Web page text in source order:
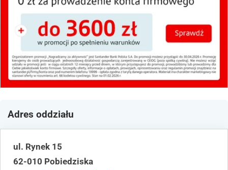
Adres oddziału
ul. Rynek 15
62-010 Pobiedziska